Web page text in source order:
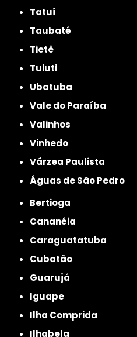
Tatuí
Taubaté
Tietê
Tuiuti
Ubatuba
Vale do Paraíba
Valinhos
Vinhedo
Várzea Paulista
Águas de São Pedro
Bertioga
Cananéia
Caraguatatuba
Cubatão
Guarujá
Iguape
Ilha Comprida
Ilhabela